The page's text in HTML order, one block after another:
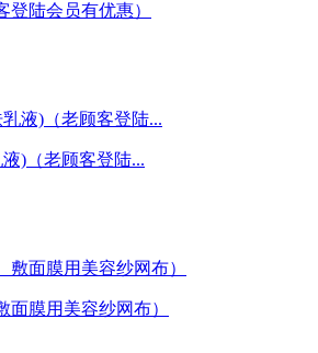
陆会员有优惠）
)（老顾客登陆...
膜用美容纱网布）